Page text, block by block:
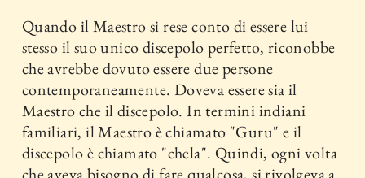
Quando il Maestro si rese conto di essere lui
stesso il suo unico discepolo perfetto, riconobbe
che avrebbe dovuto essere due persone
contemporaneamente. Doveva essere sia il
Maestro che il discepolo. In termini indiani
familiari, il Maestro è chiamato "Guru" e il
discepolo è chiamato "chela". Quindi, ogni volta